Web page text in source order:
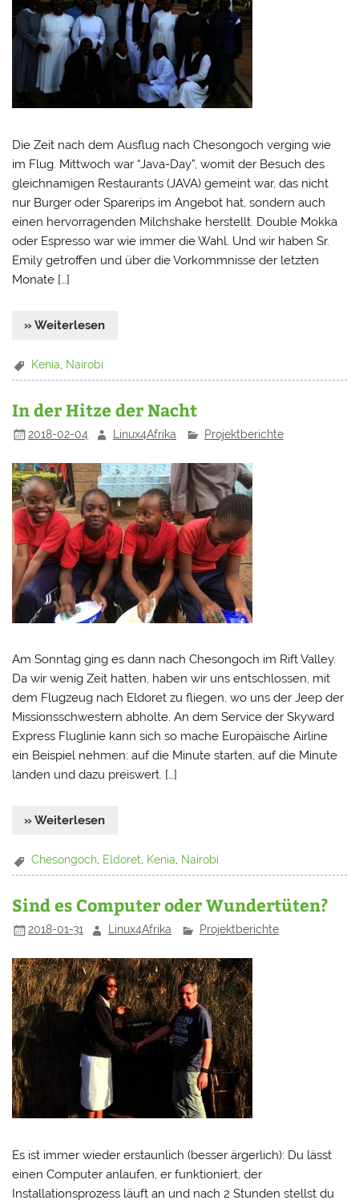
Die Zeit nach dem Ausflug nach Chesongoch verging wie
im Flug. Mittwoch war “Java-Day”, womit der Besuch des
gleichnamigen Restaurants (JAVA) gemeint war, das nicht
nur Burger oder Sparerips im Angebot hat, sondern auch
einen hervorragenden Milchshake herstellt. Double Mokka
oder Espresso war wie immer die Wahl. Und wir haben Sr.
Emily getroffen und über die Vorkommnisse der letzten
Monate […]
» Weiterlesen
Kenia Nairobi
In der Hitze der Nacht
2018-02-04 Linux4Afrika Projektberichte
Am Sonntag ging es dann nach Chesongoch im Rift Valley.
Da wir wenig Zeit hatten, haben wir uns entschlossen, mit
dem Flugzeug nach Eldoret zu fliegen, wo uns der Jeep der
Missionsschwestern abholte. An dem Service der Skyward
Express Fluglinie kann sich so mache Europäische Airline
ein Beispiel nehmen: auf die Minute starten, auf die Minute
landen und dazu preiswert. […]
» Weiterlesen
Chesongoch, Eldoret, Kenia, Nairobi
Sind es Computer oder Wundertüten?
2018-01-31 Linux4Afrika Projektberichte
Es ist immer wieder erstaunlich (besser ärgerlich): Du lässt
einen Computer anlaufen, er funktioniert, der
Installationsprozess läuft an und nach 2 Stunden stellst du